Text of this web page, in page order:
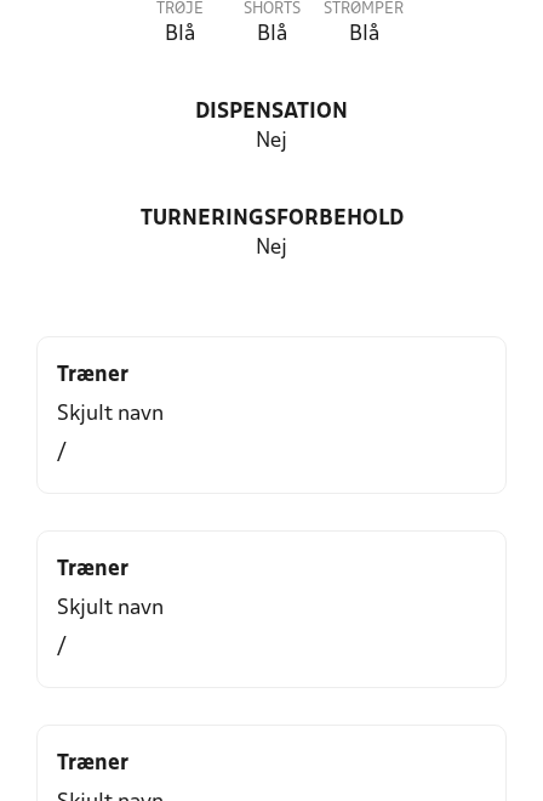
TRØJE
Blå
SHORTS
Blå
STRØMPER
Blå
DISPENSATION
Nej
TURNERINGSFORBEHOLD
Nej
Træner
Skjult navn
/
Træner
Skjult navn
/
Træner